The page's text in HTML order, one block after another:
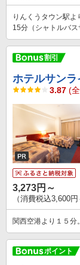
りんくうタウン駅
15分（シャトルバス
ホテルサンラ
3.87 (
3,273円～
（消費税込3,600円
関西空港より１５分